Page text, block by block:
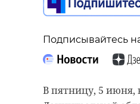
Подписывайтесь
В пятницу, 5 июня,
Подписывайтесь
Подписывайтесь на